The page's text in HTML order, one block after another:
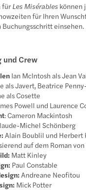
fürLes Misérables können
für Ihren
Buchungsschritt einsehen.
und Crew
Ian McIntosh als Jean
als Javert, Beatrice
als Cosette
Powell und Laurence
: Cameron Mackintosh
Michel Schönberg
Alain Boublil und Herbert
auf dem Roman
Matt Kinley
Paul Constable
Andreane Neofitou
Mick Potter